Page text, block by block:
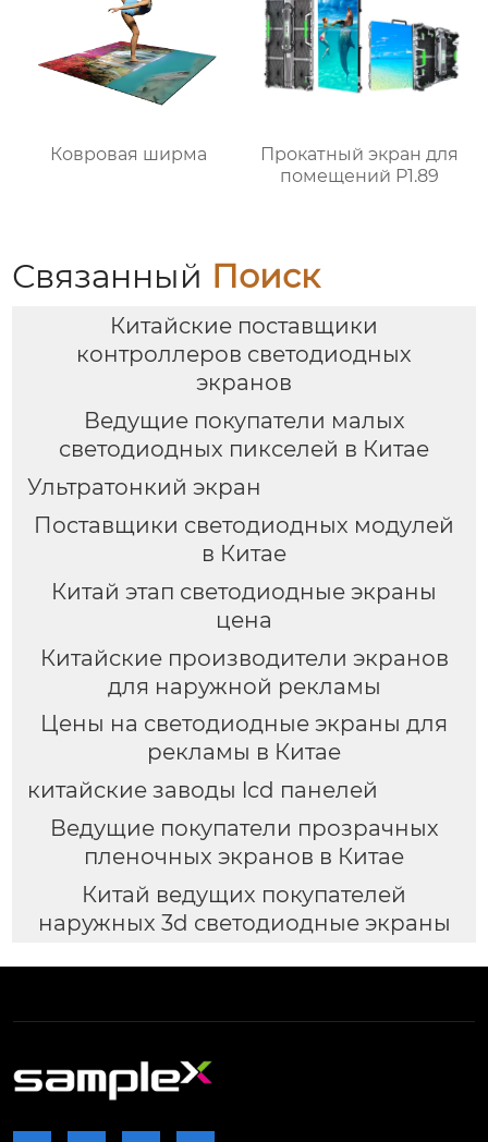
Ковровая ширма
Прокатный экран для
помещений P1.89
Связанный Поиск
Китайские поставщики
контроллеров светодиодных
экранов
Ведущие покупатели малых
светодиодных пикселей в Китае
Ультратонкий экран
Поставщики светодиодных модулей
в Китае
Китай этап светодиодные экраны
цена
Китайские производители экранов
для наружной рекламы
Цены на светодиодные экраны для
рекламы в Китае
китайские заводы lcd панелей
Ведущие покупатели прозрачных
пленочных экранов в Китае
Китай ведущих покупателей
наружных 3d светодиодные экраны